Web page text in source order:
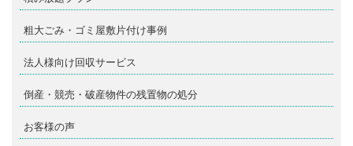
粗大ごみ・ゴミ屋敷片付け事例
法人様向け回収サービス
倒産・競売・破産物件の残置物の処分
お客様の声